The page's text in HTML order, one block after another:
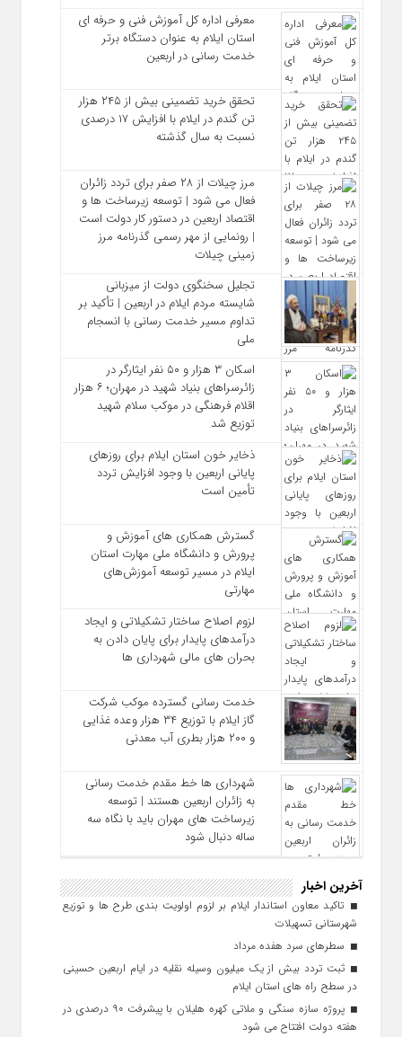
معرفی اداره کل آموزش فنی و حرفه‌ ای
استان ایلام به‌ عنوان دستگاه برتر
خدمت‌ رسانی در اربعین
تحقق خرید تضمینی بیش از ۲۴۵ هزار
تن گندم در ایلام با افزایش ۱۷ درصدی
نسبت به سال گذشته
مرز چیلات از ۲۸ صفر برای تردد زائران
فعال می‌ شود | توسعه زیرساخت‌ ها و
اقتصاد اربعین در دستور کار دولت است
| رونمایی از مهر رسمی گذرنامه مرز
زمینی چیلات
تجلیل سخنگوی دولت از میزبانی
شایسته مردم ایلام در اربعین | تأکید بر
تداوم مسیر خدمت‌ رسانی با انسجام
ملی
اسکان ۳ هزار و ۵۰ نفر ایثارگر در
زائرسراهای بنیاد شهید در مهران؛ ۶ هزار
اقلام فرهنگی در موکب سلام شهید
توزیع شد
ذخایر خون استان ایلام برای روزهای
پایانی اربعین با وجود افزایش تردد
تأمین است
گسترش همکاری‌ های آموزش و
پرورش و دانشگاه ملی مهارت استان
ایلام در مسیر توسعه آموزش‌های
مهارتی
لزوم اصلاح ساختار تشکیلاتی و ایجاد
درآمدهای پایدار برای پایان دادن به
بحران‌ های مالی شهرداری‌ ها
خدمت رسانی گسترده موکب شرکت
گاز ایلام با توزیع ۳۴ هزار وعده غذایی
و ۲۰۰ هزار بطری آب معدنی
شهرداری‌ ها خط مقدم خدمت ‌رسانی
به زائران اربعین هستند | توسعه
زیرساخت ‌های مهران باید با نگاه سه‌
ساله دنبال شود
آخرین اخبار
تاکید معاون استاندار ایلام بر لزوم اولویت‌ بندی طرح‌ ها و توزیع
شهرستانی تسهیلات
سطرهای سرد هفده مرداد
ثبت تردد بیش از یک میلیون وسیله نقلیه در ایام اربعین حسینی
در سطح راه‌ های استان ایلام
پروژه سازه سنگی و ملاتی کهره هلیلان با پیشرفت ۹۰ درصدی در
هفته دولت افتتاح می شود